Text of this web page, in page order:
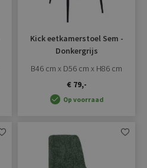
Kick eetkamerstoel Sem -
Donkergrijs
B46 cm x D56 cm x H86 cm
€ 79,-
Op voorraad